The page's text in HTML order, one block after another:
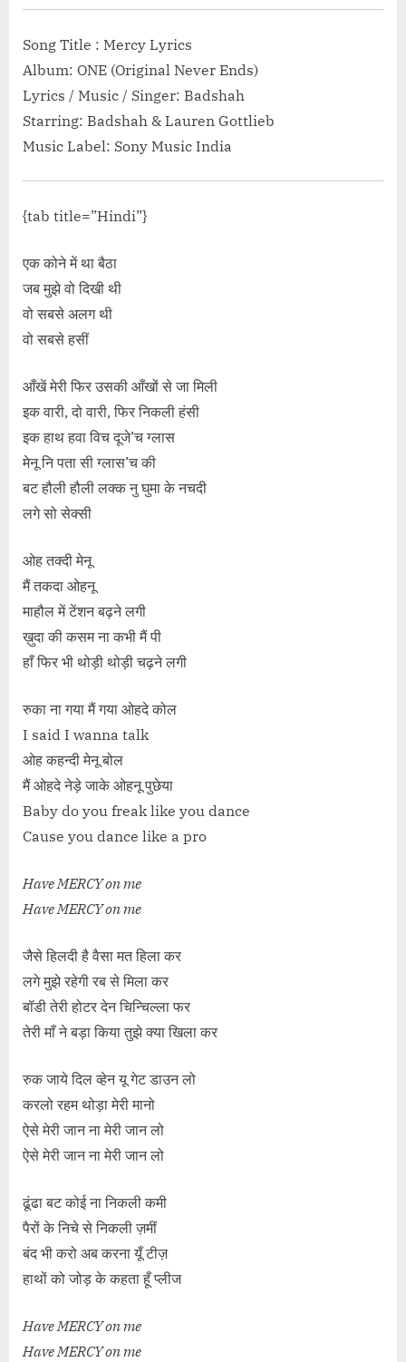
बन जाना Baarish Ban Jaana Lyrics in
Song Title : Mercy Lyrics
Album: ONE (Original Never Ends)
Lyrics / Music / Singer: Badshah
Starring: Badshah & Lauren Gottlieb
Music Label: Sony Music India
{tab title=”Hindi”}
एक कोने में था बैठा
जब मुझे वो दिखी थी
वो सबसे अलग थी
वो सबसे हसीं
आँखें मेरी फिर उसकी आँखों से जा मिली
इक वारी, दो वारी, फिर निकली हंसी
इक हाथ हवा विच दूजे’च ग्लास
मेनू नि पता सी ग्लास’च की
बट हौली हौली लक्क नु घुमा के नचदी
लगे सो सेक्सी
ओह तक्दी मेनू
मैं तकदा ओहनू
माहौल में टेंशन बढ़ने लगी
ख़ुदा की कसम ना कभी मैं पी
हाँ फिर भी थोड़ी थोड़ी चढ़ने लगी
रुका ना गया मैं गया ओहदे कोल
I said I wanna talk
ओह कहन्दी मेनू बोल
मैं ओहदे नेड़े जाके ओहनू पुछेया
Baby do you freak like you dance
Cause you dance like a pro
Have MERCY on me
Have MERCY on me
जैसे हिलदी है वैसा मत हिला कर
लगे मुझे रहेगी रब से मिला कर
बॉडी तेरी होटर देन चिन्चिल्ला फर
तेरी माँ ने बड़ा किया तुझे क्या खिला कर
रुक जाये दिल व्हेन यू गेट डाउन लो
करलो रहम थोड़ा मेरी मानो
ऐसे मेरी जान ना मेरी जान लो
ऐसे मेरी जान ना मेरी जान लो
ढूंढा बट कोई ना निकली कमी
पैरों के निचे से निकली ज़मीं
बंद भी करो अब करना यूँ टीज़
हाथों को जोड़ के कहता हूँ प्लीज
Have MERCY on me
Have MERCY on me